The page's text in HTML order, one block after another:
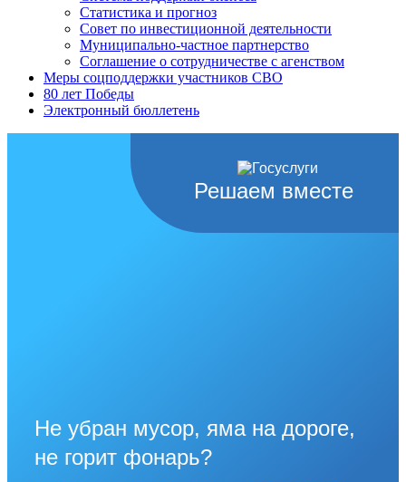
Статистика и прогноз
Совет по инвестиционной деятельности
Муниципально-частное партнерство
Соглашение о сотрудничестве с агенством
Меры соцподдержки участников СВО
80 лет Победы
Электронный бюллетень
Решаем вместе
Не убран мусор, яма на дороге,
не горит фонарь?